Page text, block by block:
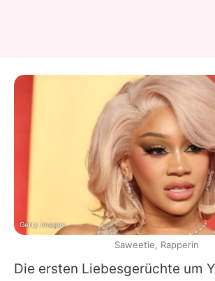
Die ersten Liebesgerüchte um
Getty Images
Saweetie, Rapperin